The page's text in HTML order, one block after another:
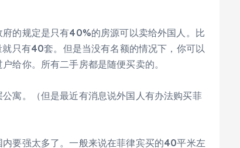
的规定是只有40%的房源可以卖给外国人。比
只有40套。但是当没有名额的情况下，你可以
给你。所有二手房都是随便买卖的。
寓。（但是最近有消息说外国人有办法购买菲
要强太多了。一般来说在菲律宾买的40平米左